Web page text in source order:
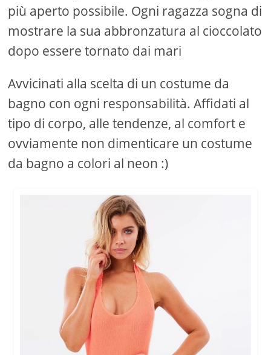
più aperto possibile. Ogni ragazza sogna di
mostrare la sua abbronzatura al cioccolato
dopo essere tornato dai mari
Avvicinati alla scelta di un costume da
bagno con ogni responsabilità. Affidati al
tipo di corpo, alle tendenze, al comfort e
ovviamente non dimenticare un costume
da bagno a colori al neon :)